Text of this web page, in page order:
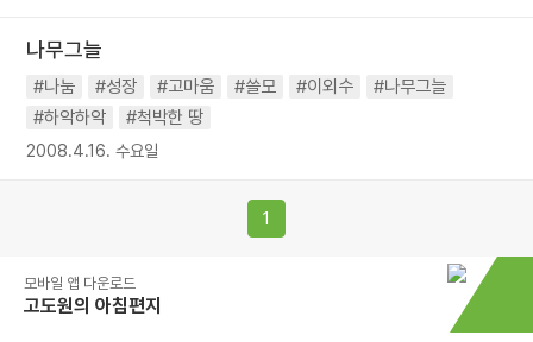
나무그늘
#나눔 #성장 #고마움 #쓸모 #이외수
#나무그늘
#하악하악
#척박한 땅
2008.4.16. 수요일
1
모바일 앱 다운로드
고도원의 아침편지